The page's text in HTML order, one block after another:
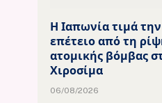
Η Ιαπωνία τιμά
επέτειο από τη
ατομικής βόμβας
Χιροσίμα
06/08/2026